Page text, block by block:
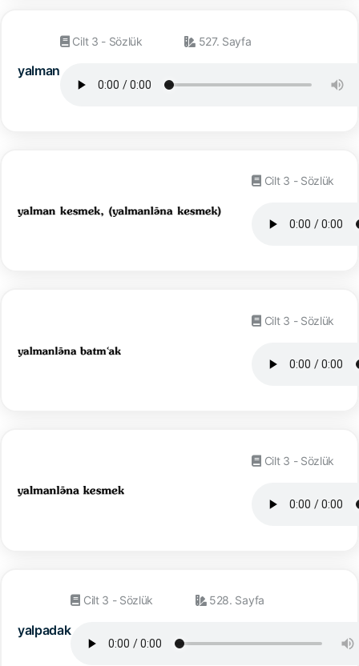
yalman
Cilt 3 - Sözlük 527. Sayfa
Cilt 3 - Sözlük
Cilt 3 - Sözlük
Cilt 3 - Sözlük
yalpadak
Cilt 3 - Sözlük 528. Sayfa